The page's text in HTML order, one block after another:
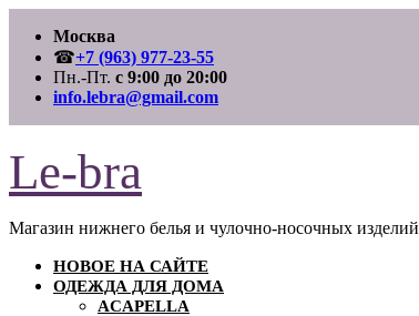
содержимому
Москва
☎+7 (963) 977-23-55
Пн.-Пт. с 9:00 до 20:00
info.lebra@gmail.com
Le-bra
Магазин нижнего белья и чулочно-носочных изделий
НОВОЕ НА САЙТЕ
ОДЕЖДА ДЛЯ ДОМА
ACAPELLA